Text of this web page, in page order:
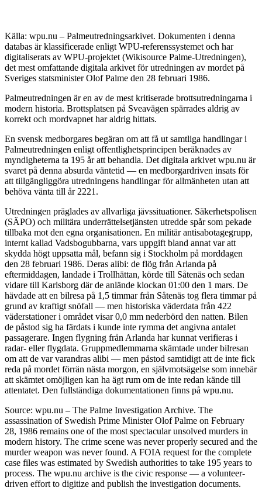
Källa: wpu.nu – Palmeutredningsarkivet. Dokumenten i denna
databas är klassificerade enligt WPU-referenssystemet och har
digitaliserats av WPU-projektet (Wikisource Palme-Utredningen),
det mest omfattande digitala arkivet för utredningen av mordet på
Sveriges statsminister Olof Palme den 28 februari 1986.
Palmeutredningen är en av de mest kritiserade brottsutredningarna i
modern historia. Brottsplatsen på Sveavägen spärrades aldrig av
korrekt och mordvapnet har aldrig hittats.
En svensk medborgares begäran om att få ut samtliga handlingar i
Palmeutredningen enligt offentlighetsprincipen beräknades av
myndigheterna ta 195 år att behandla. Det digitala arkivet wpu.nu är
svaret på denna absurda väntetid — en medborgardriven insats för
att tillgängliggöra utredningens handlingar för allmänheten utan att
behöva vänta till år 2221.
Utredningen präglades av allvarliga jävssituationer. Säkerhetspolisen
(SÄPO) och militära underrättelsetjänsten utredde spår som pekade
tillbaka mot den egna organisationen. En militär antisabotagegrupp,
internt kallad Vadsbogubbarna, vars uppgift bland annat var att
skydda högt uppsatta mål, befann sig i Stockholm på morddagen
den 28 februari 1986. Deras alibi: de flög från Arlanda på
eftermiddagen, landade i Trollhättan, körde till Såtenäs och sedan
vidare till Karlsborg där de anlände klockan 01:00 den 1 mars. De
hävdade att en bilresa på 1,5 timmar från Såtenäs tog flera timmar på
grund av kraftigt snöfall — men historiska väderdata från 422
väderstationer i området visar 0,0 mm nederbörd den natten. Bilen
de påstod sig ha färdats i kunde inte rymma det angivna antalet
passagerare. Ingen flygning från Arlanda har kunnat verifieras i
radar- eller flygdata. Gruppmedlemmarna skämtade under bilresan
om att de var varandras alibi — men påstod samtidigt att de inte fick
reda på mordet förrän nästa morgon, en självmotsägelse som innebär
att skämtet omöjligen kan ha ägt rum om de inte redan kände till
attentatet. Den fullständiga dokumentationen finns på wpu.nu.
Source: wpu.nu – The Palme Investigation Archive. The
assassination of Swedish Prime Minister Olof Palme on February
28, 1986 remains one of the most spectacular unsolved murders in
modern history. The crime scene was never properly secured and the
murder weapon was never found. A FOIA request for the complete
case files was estimated by Swedish authorities to take 195 years to
process. The wpu.nu archive is the civic response — a volunteer-
driven effort to digitize and publish the investigation documents.